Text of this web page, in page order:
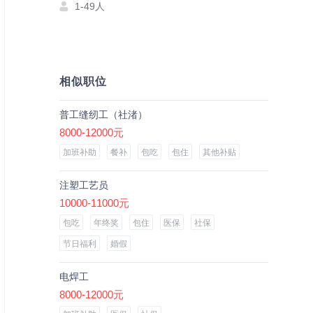
1-49人
相似职位
普工缝纫工（社渚）
8000-12000元
加班补助 餐补 包吃 包住 其他补贴
注塑工艺员
10000-11000元
包吃 年终奖 包住 医保 社保
节日福利 婚假
电焊工
8000-12000元